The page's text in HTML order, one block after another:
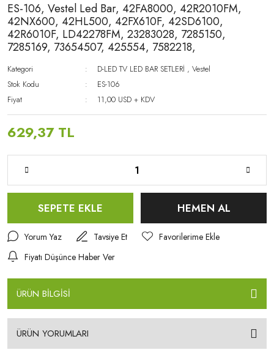
ES-106, Vestel Led Bar, 42FA8000, 42R2010FM,
42NX600, 42HL500, 42FX610F, 42SD6100,
42R6010F, LD42278FM, 23283028, 7285150,
7285169, 73654507, 425554, 7582218,
Kategori D-LED TV LED BAR SETLERİ ,Vestel
Stok Kodu
ES-106
Fiyat
11,00 USD + KDV
629,37 TL
SEPETE EKLE HEMEN AL
Yorum Yaz
Tavsiye Et
Fiyatı Düşünce Haber Ver
ÜRÜN BİLGİSİ
ÜRÜN YORUMLARI